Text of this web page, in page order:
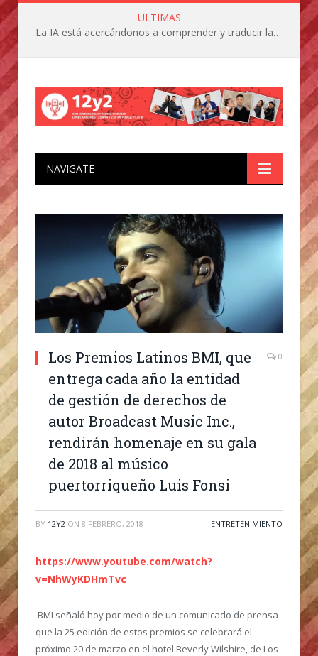
ULTIMAS
La IA está acercándonos a comprender y traducir las vocalizaciones y comportamientos de nuestras mascotas
NAVIGATE
Los Premios Latinos BMI, que
entrega cada año la entidad
de gestión de derechos de
autor Broadcast Music Inc.,
rendirán homenaje en su gala
de 2018 al músico
puertorriqueño Luis Fonsi
0
BY 12Y2 ON 8 FEBRERO, 2018 ENTRETENIMIENTO
https://www.youtube.com/watch?
v=NhWyKDHmTvc
BMI señaló hoy por medio de un comunicado de prensa
que la 25 edición de estos premios se celebrará el
próximo 20 de marzo en el hotel Beverly Wilshire, de Los